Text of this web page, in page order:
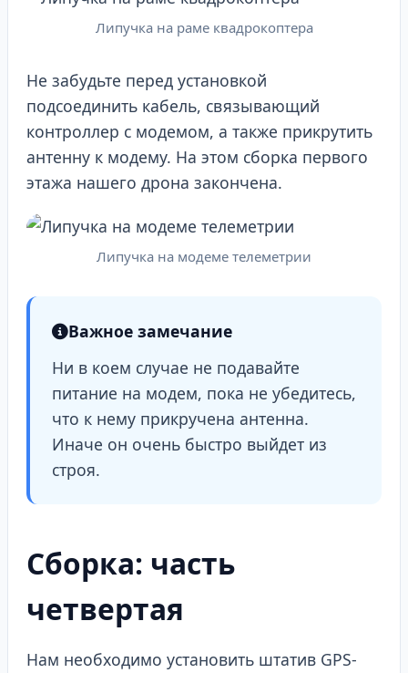
Липучка на раме квадрокоптера
Не забудьте перед установкой
подсоединить кабель, связывающий
контроллер с модемом, а также прикрутить
антенну к модему. На этом сборка первого
этажа нашего дрона закончена.
Липучка на модеме телеметрии
Важное замечание
Ни в коем случае не подавайте
питание на модем, пока не убедитесь,
что к нему прикручена антенна.
Иначе он очень быстро выйдет из
строя.
Сборка: часть
четвертая
Нам необходимо установить штатив GPS-